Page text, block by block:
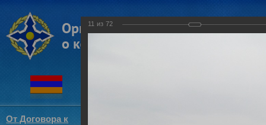
От Договора к
11 из 72